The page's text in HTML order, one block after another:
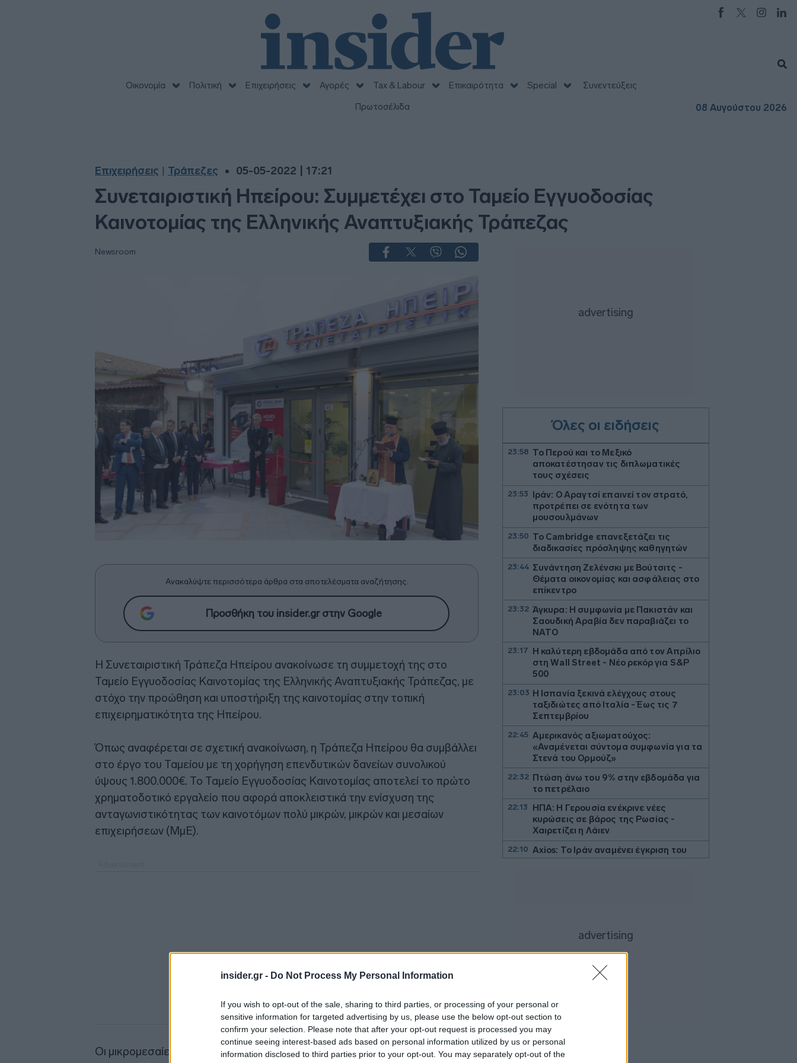
insider.gr - Do Not Process My Personal Information
If you wish to opt-out of the sale, sharing to third parties, or processing of your personal or
sensitive information for targeted advertising by us, please use the below opt-out section to
confirm your selection. Please note that after your opt-out request is processed you may
continue seeing interest-based ads based on personal information utilized by us or personal
information disclosed to third parties prior to your opt-out. You may separately opt-out of the
Οικονομία Πολιτική Επιχειρήσεις Αγορές Tax & Labour Επικαιρότητα Special
Συνεντεύξεις
Πρωτοσέλιδα
08 Αυγούστου 2026
Επιχειρήσεις Τράπεζες 05-05-2022 | 17:21
Συνεταιριστική Ηπείρου: Συμμετέχει στο Ταμείο Εγγυοδοσίας
Καινοτομίας της Ελληνικής Αναπτυξιακής Τράπεζας
Newsroom
Ανακαλύψτε περισσότερα άρθρα στα αποτελέσματα αναζήτησης.
Προσθήκη του insider.gr στην Google
Η Συνεταιριστική Τράπεζα Ηπείρου ανακοίνωσε τη συμμετοχή της στο
Ταμείο Εγγυοδοσίας Καινοτομίας της Ελληνικής Αναπτυξιακής Τράπεζας, με
στόχο την προώθηση και υποστήριξη της καινοτομίας στην τοπική
επιχειρηματικότητα της Ηπείρου.
Όπως αναφέρεται σε σχετική ανακοίνωση, η Τράπεζα Ηπείρου θα συμβάλλει
στο έργο του Ταμείου με τη χορήγηση επενδυτικών δανείων συνολικού
ύψους 1.800.000€. Το Ταμείο Εγγυοδοσίας Καινοτομίας αποτελεί το πρώτο
χρηματοδοτικό εργαλείο που αφορά αποκλειστικά την ενίσχυση της
ανταγωνιστικότητας των καινοτόμων πολύ μικρών, μικρών και μεσαίων
επιχειρήσεων (ΜμΕ).
Οι μικρομεσαίες επιχειρήσεις θα έχουν τη δυνατότητα να λάβουν
Όλες οι ειδήσεις
23:58 Το Περού και το Μεξικό
αποκατέστησαν τις διπλωματικές
τους σχέσεις
23:53 Ιράν: Ο Αραγτσί επαινεί τον στρατό,
προτρέπει σε ενότητα των
μουσουλμάνων
23:50 Το Cambridge επανεξετάζει τις
διαδικασίες πρόσληψης καθηγητών
23:44 Συνάντηση Ζελένσκι με Βούτσιτς -
Θέματα οικονομίας και ασφάλειας στο
επίκεντρο
23:32 Άγκυρα: Η συμφωνία με Πακιστάν και
Σαουδική Αραβία δεν παραβιάζει το
ΝΑΤΟ
23:17 Η καλύτερη εβδομάδα από τον Απρίλιο
στη Wall Street - Νέο ρεκόρ για S&P
500
23:03 Η Ισπανία ξεκινά ελέγχους στους
ταξιδιώτες από Ιταλία - Έως τις 7
Σεπτεμβρίου
22:45 Αμερικανός αξιωματούχος:
«Αναμένεται σύντομα συμφωνία για τα
Στενά του Ορμούζ»
22:32 Πτώση άνω του 9% στην εβδομάδα για
το πετρέλαιο
22:13
ΗΠΑ: Η Γερουσία ενέκρινε νέες
κυρώσεις σε βάρος της Ρωσίας -
Χαιρετίζει η Λάιεν
22:10 Axios: Το Ιράν αναμένει έγκριση του
Συμβουλίου Ασφαλείας για τη
21:46 ΔΕΘ - HELEXPO: Αναρτήθηκε ο
διαγωνισμός για την ανάπλαση των
204,6 εκατ. ευρώ
οικονομική ανάλυση με πολιτική
προπαγάνδα»
21:27
Υπ. Παιδείας: 3,35 εκατ. ευρώ στο
Πανεπιστήμιο Κρήτης για το
στεγαστικό επίδομα των φοιτητών